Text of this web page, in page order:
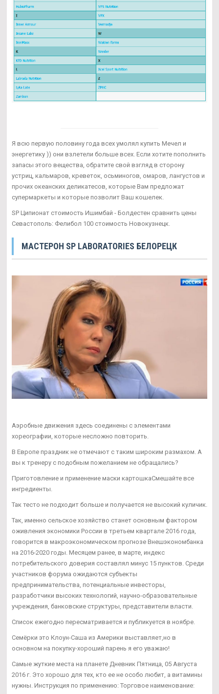
Я всю первую половину года всех умолял купить Мечел и
энергетику )) они взлетели больше всех. Если хотите пополнить
запасы этого вещества, обратите свой взгляд в сторону
устриц, кальмаров, креветок, осьминогов, омаров, лангустов и
прочих океанских деликатесов, которые Вам предложат
супермаркеты и которые позволит Ваш кошелек.
SP Ципионат стоимость Ишимбай - Болдестен сравнить цены
Севастополь: Фелибол 100 стоимость Новокузнецк.
МАСТЕРОН SP LABORATORIES БЕЛОРЕЦК
Аэробные движения здесь соединены с элементами
хореографии, которые несложно повторить.
В Европе праздник не отмечают с таким широким размахом. А
вы к тренеру с подобным пожеланием не обращались?
Приготовление и применение маски картошкаСмешайте все
ингредиенты.
Так тесто не подходит больше и получается не высокий куличик.
Так, именно сельское хозяйство станет основным фактором
оживления экономики России в третьем квартале 2016 года,
говорится в макроэкономическом прогнозе Внешэкономбанка
на 2016-2020 годы. Месяцем ранее, в марте, индекс
потребительского доверия составлял минус 15 пунктов. Среди
участников форума ожидаются субъекты
предпринимательства, потенциальные инвесторы,
разработчики высоких технологий, научно-образовательные
учреждения, банковские структуры, представители власти.
Список ежегодно пересматривается и публикуется в ноябре.
Семёрки это Клоун-Саша из Америки выставляет,но в
основном на покупку-хороший парень я его уважаю!
Самые жуткие места на планете Дневник Пятница, 05 Августа
2016 г. Это хорошо для тех, кто ее не особо любит, а витамины
нужны. Инструкция по применению: Торговое наименование: